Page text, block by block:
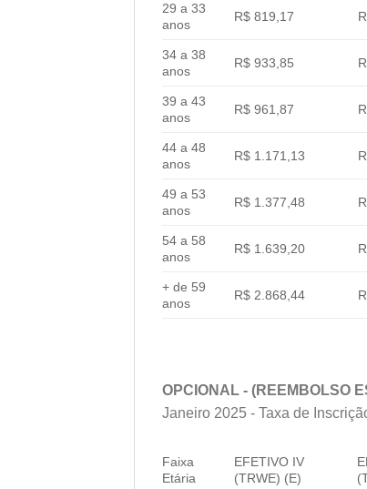
29 a 33
anos
R$ 819,17
34 a 38
anos
R$ 933,85
39 a 43
anos
R$ 961,87
44 a 48
anos
R$ 1.171,13
49 a 53
anos
R$ 1.377,48
54 a 58
anos
R$ 1.639,20
+ de 59
anos
R$ 2.868,44
OPCIONAL - (REEMBOLSO
Janeiro 2025 - Taxa de
Faixa
Etária
EFETIVO IV
(TRWE) (E)